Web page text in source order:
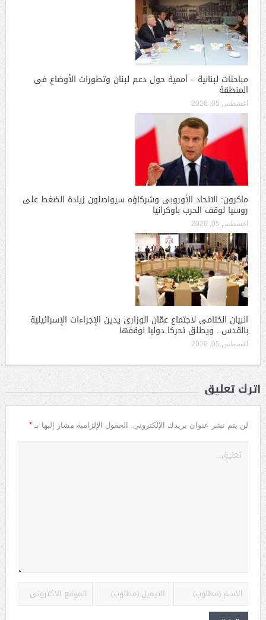
مباحثات لبنانية – أممية حول دعم لبنان وتطورات الأوضاع فى
المنطقة
أغسطس 05, 2026
ماكرون: الاتحاد الأوروبى وشركاؤه سيواصلون زيادة الضغط على
روسيا لوقف الحرب بأوكرانيا
أغسطس 05, 2026
البيان الختامى لاجتماع عمّان الوزارى يدين الإجراءات الإسرائيلية
بالقدس.. ويطلق تحركا دوليا لوقفها
أغسطس 05, 2026
أترك تعليق
لن يتم نشر عنوان بريدك الإلكتروني. الحقول الإلزامية مشار إليها بـ *